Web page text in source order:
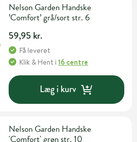
Nelson Garden Handske
’Comfort’ grå/sort str. 6
59,95 kr.
Få leveret
Klik & Hent i16 centre
Læg i kurv
Nelson Garden Handske
'Comfort' grøn str. 10